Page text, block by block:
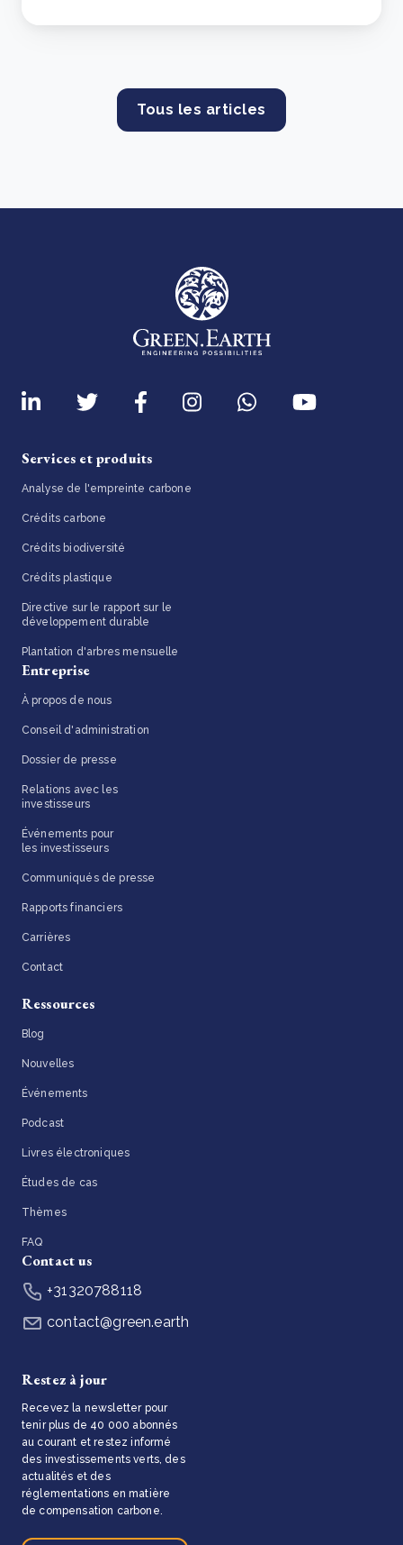
Tous les articles
Services et produits
Analyse de l'empreinte carbone
Crédits carbone
Crédits biodiversité
Crédits plastique
Directive sur le rapport sur le
développement durable
Plantation d'arbres mensuelle
Entreprise
À propos de nous
Conseil d'administration
Dossier de presse
Relations avec les
investisseurs
Événements pour
les investisseurs
Communiqués de presse
Rapports financiers
Carrières
Contact
Ressources
Blog
Nouvelles
Événements
Podcast
Livres électroniques
Études de cas
Thèmes
FAQ
Contact us
+31320788118
contact@green.earth
Restez à jour
Recevez la newsletter pour
tenir plus de 40 000 abonnés
au courant et restez informé
des investissements verts, des
actualités et des
réglementations en matière
de compensation carbone.